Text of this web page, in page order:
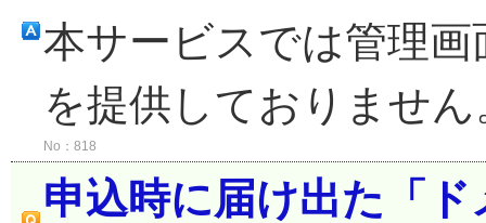
本サービスでは管理
を提供しておりませ
No：818
申込時に届け出た「